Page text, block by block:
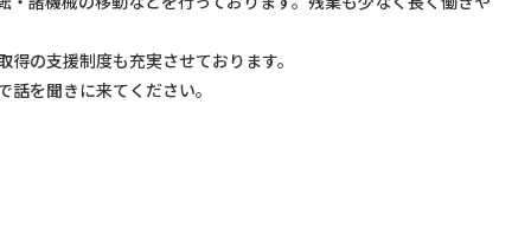
の支援制度も充実させております。
を聞きに来てください。